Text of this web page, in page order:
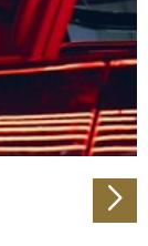
zu
anbieten
zu
zu Ihrer
für
Unsere
mit